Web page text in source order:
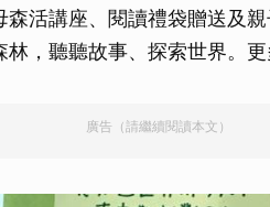
活講座、閱讀禮袋贈送及
，聽聽故事、探索世界。更
廣告（請繼續閱讀本文）